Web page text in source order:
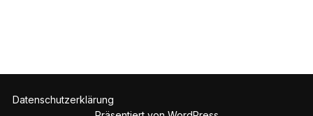
Datenschutzerklärung